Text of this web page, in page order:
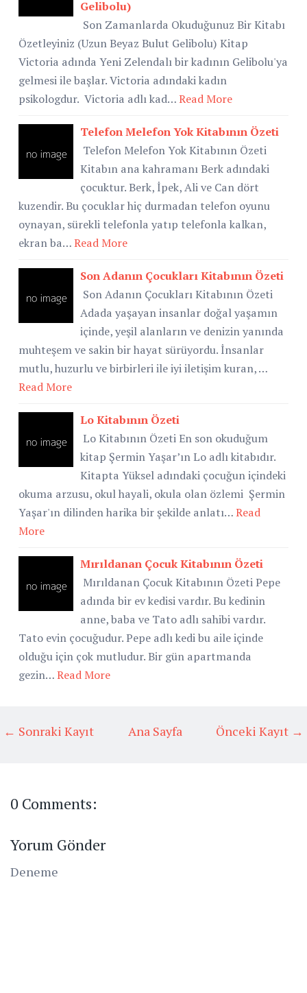
Gelibolu)
Son Zamanlarda Okuduğunuz Bir Kitabı
Özetleyiniz (Uzun Beyaz Bulut Gelibolu) Kitap
Victoria adında Yeni Zelendalı bir kadının Gelibolu'ya
gelmesi ile başlar. Victoria adındaki kadın
psikologdur. Victoria adlı kad…Read More
Telefon Melefon Yok Kitabının Özeti
Telefon Melefon Yok Kitabının Özeti
Kitabın ana kahramanı Berk adındaki
çocuktur. Berk, İpek, Ali ve Can dört
kuzendir. Bu çocuklar hiç durmadan telefon oyunu
oynayan, sürekli telefonla yatıp telefonla kalkan,
ekran ba…Read More
Son Adanın Çocukları Kitabının Özeti
Son Adanın Çocukları Kitabının Özeti
Adada yaşayan insanlar doğal yaşamın
içinde, yeşil alanların ve denizin yanında
muhteşem ve sakin bir hayat sürüyordu. İnsanlar
mutlu, huzurlu ve birbirleri ile iyi iletişim kuran, …
Read More
Lo Kitabının Özeti
Lo Kitabının Özeti En son okuduğum
kitap Şermin Yaşar’ın Lo adlı kitabıdır.
Kitapta Yüksel adındaki çocuğun içindeki
okuma arzusu, okul hayali, okula olan özlemi Şermin
Yaşar'ın dilinden harika bir şekilde anlatı…Read
More
Mırıldanan Çocuk Kitabının Özeti
Mırıldanan Çocuk Kitabının Özeti Pepe
adında bir ev kedisi vardır. Bu kedinin
anne, baba ve Tato adlı sahibi vardır.
Tato evin çocuğudur. Pepe adlı kedi bu aile içinde
olduğu için çok mutludur. Bir gün apartmanda
gezin…Read More
← Sonraki Kayıt Önceki Kayıt →
Ana Sayfa
0 Comments:
Yorum Gönder
Deneme